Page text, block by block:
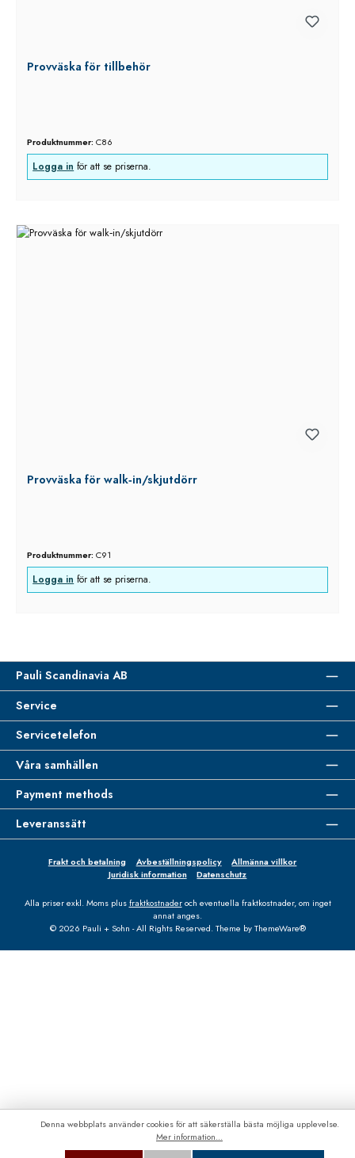
Provväska för tillbehör
Produktnummer: C86
Logga in för att se priserna.
Provväska för walk‑in/skjutdörr
Produktnummer: C91
Logga in för att se priserna.
Pauli Scandinavia AB
Service
Servicetelefon
Våra samhällen
Payment methods
Leveranssätt
Frakt och betalning Avbeställningspolicy
Allmänna villkor
Juridisk information
Datenschutz
Alla priser exkl. Moms plusfraktkostnaderoch eventuella fraktkostnader, om inget
annat anges.
© 2026 Pauli + Sohn - All Rights Reserved. Theme byThemeWare®
Denna webbplats använder cookies för att säkerställa bästa möjliga upplevelse.
Mer information...